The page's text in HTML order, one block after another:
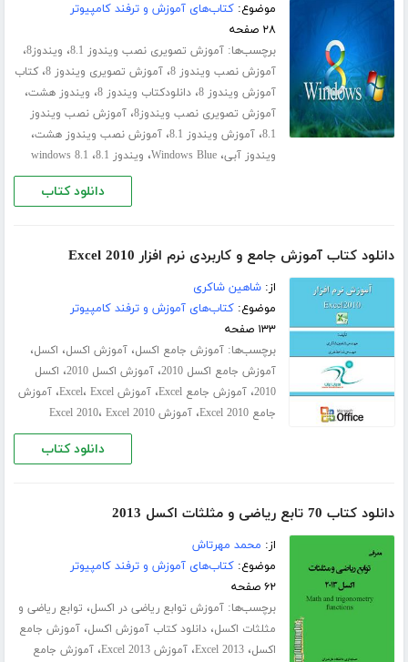
موضوع:کتاب‌های آموزش و ترفند کامپیوتر
۲۸ صفحه
برچسب‌ها:آموزش تصویری نصب ویندوز 8.1 ، ویندوز8 ،
آموزش نصب ویندوز 8 ،آموزش تصویری ویندوز 8 ،کتاب
آموزش ویندوز 8 ،دانلودکتاب ویندوز 8 ، ویندوز هشت،
آموزش تصویری نصب ویندوز8 ،آموزش نصب ویندوز
8.1،آموزش ویندوز 8.1 ،آموزش نصب ویندوز هشت،
ویندوز آبی،Windows Blue، ویندوز 8.1 ، windows 8.1
دانلود کتاب
دانلود کتاب آموزش جامع و کاربردی نرم افزار Excel 2010
از:شاهین شاکری
موضوع:کتاب‌های آموزش و ترفند کامپیوتر
۱۳۳ صفحه
برچسب‌ها:آموزش جامع اکسل،آموزش اکسل، اکسل،
آموزش جامع اکسل 2010 ،آموزش اکسل 2010 ، اکسل
2010،آموزش جامع Excel ،آموزش Excel ، Excel ،آموزش
جامع Excel 2010
،آموزش Excel 2010 ، Excel 2010
دانلود کتاب
دانلود کتاب 70 تابع ریاضی و مثلثات اکسل 2013
از: محمد مهرتاش
موضوع:کتاب‌های آموزش و ترفند کامپیوتر
۶۲ صفحه
برچسب‌ها:آموزش توابع ریاضی در اکسل، توابع ریاضی و
مثلثات اکسل،دانلود کتاب آموزش اکسل،آموزش جامع
اکسل،Excel 2013،آموزش Excel 2013 ،آموزش جامع